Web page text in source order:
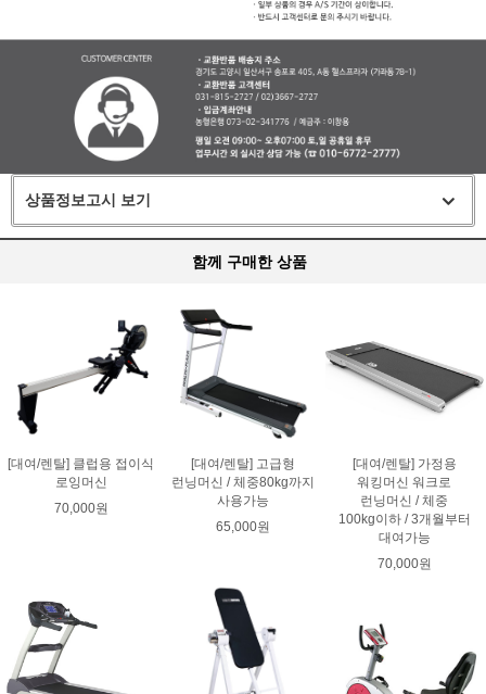
상품정보고시 보기
함께 구매한 상품
[대여/렌탈] 클럽용 접이식
로잉머신
70,000원
[대여/렌탈] 고급형
런닝머신 / 체중80kg까지
사용가능
65,000원
[대여/렌탈] 가정용
워킹머신 워크로
런닝머신 / 체중
100kg이하 / 3개월부터
대여가능
70,000원